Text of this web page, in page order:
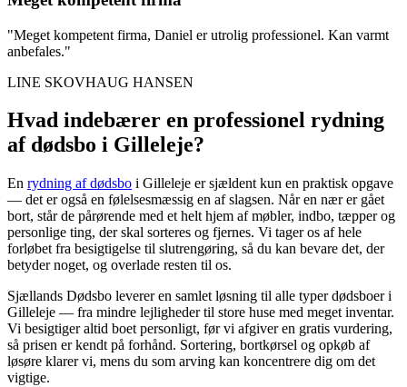
"Meget kompetent firma, Daniel er utrolig professionel. Kan varmt
anbefales."
LINE SKOVHAUG HANSEN
Hvad indebærer en professionel rydning
af dødsbo i Gilleleje?
En rydning af dødsbo i Gilleleje er sjældent kun en praktisk opgave
— det er også en følelsesmæssig en af slagsen. Når en nær er gået
bort, står de pårørende med et helt hjem af møbler, indbo, tæpper og
personlige ting, der skal sorteres og fjernes. Vi tager os af hele
forløbet fra besigtigelse til slutrengøring, så du kan bevare det, der
betyder noget, og overlade resten til os.
Sjællands Dødsbo leverer en samlet løsning til alle typer dødsboer i
Gilleleje — fra mindre lejligheder til store huse med meget inventar.
Vi besigtiger altid boet personligt, før vi afgiver en gratis vurdering,
så prisen er kendt på forhånd. Sortering, bortkørsel og opkøb af
løsøre klarer vi, mens du som arving kan koncentrere dig om det
vigtige.